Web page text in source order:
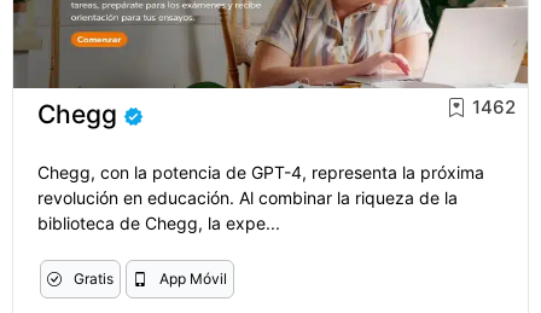
Chegg 1462
Chegg, con la potencia de GPT-4, representa la próxima
revolución en educación. Al combinar la riqueza de la
biblioteca de Chegg, la expe...
Gratis App Móvil